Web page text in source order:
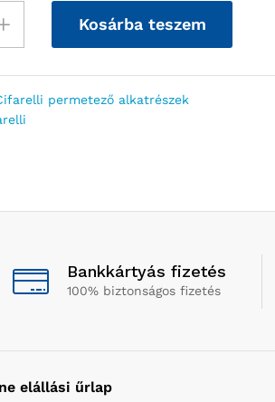
Kosárba teszem
permetező alkatrészek
Bankkártyás fizetés
100% biztonságos fizetés
elállási űrlap